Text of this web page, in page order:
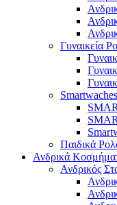
Γυναικεία
Smartwaches
Παιδικά
Ανδρικά
Ανδρικός